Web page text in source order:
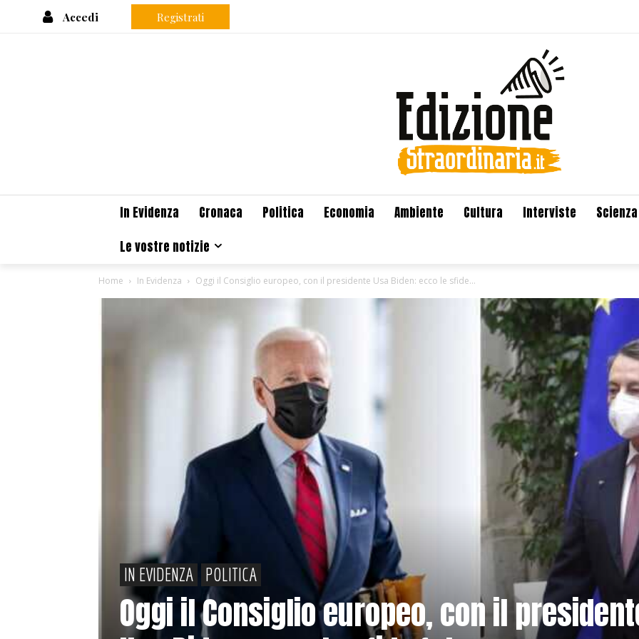
Accedi Registrati
In Evidenza Cronaca Politica Economia Ambiente Cultura Interviste
Scienza
Le vostre notizie
Home In Evidenza Oggi il Consiglio europeo, con il presidente Usa Biden: ecco le sfide...
IN EVIDENZA POLITICA
Oggi il Consiglio europeo, con il